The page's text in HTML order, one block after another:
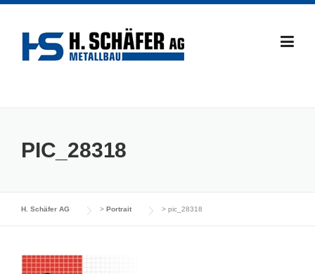
content
PIC_28318
H. Schäfer AG > Portrait > pic_28318